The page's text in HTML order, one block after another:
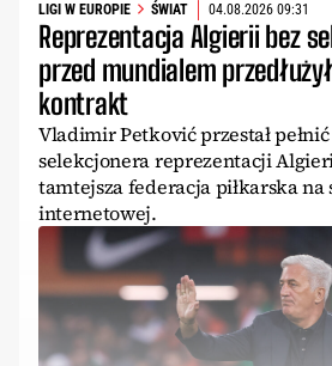
LIGI W EUROPIE ŚWIAT 04.08.2026 09:31
Reprezentacja Algierii bez
przed mundialem
kontrakt
Vladimir Petković przestał
selekcjonera reprezentacji
tamtejsza federacja piłkarska na
internetowej.